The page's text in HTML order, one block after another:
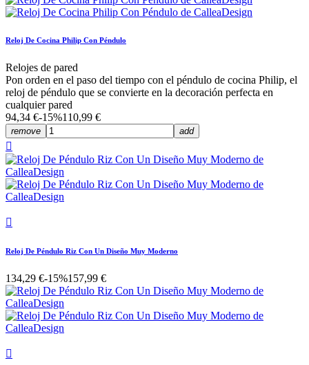
Reloj De Cocina Philip Con Péndulo
Relojes de pared
Pon orden en el paso del tiempo con el péndulo de cocina Philip, el
reloj de péndulo que se convierte en la decoración perfecta en
cualquier pared
94,34 €-15%110,99 €
remove add


Reloj De Péndulo Riz Con Un Diseño Muy Moderno
134,29 €-15%157,99 €
